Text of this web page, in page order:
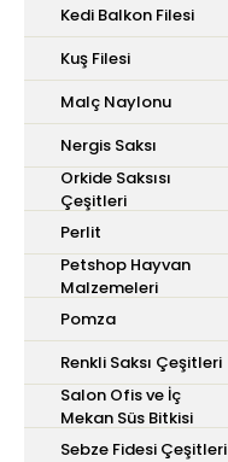
Kedi Balkon Filesi
Kuş Filesi
Malç Naylonu
Nergis Saksı
Orkide Saksısı
Çeşitleri
Perlit
Petshop Hayvan
Malzemeleri
Pomza
Renkli Saksı Çeşitleri
Salon Ofis ve İç
Mekan Süs Bitkisi
Sebze Fidesi Çeşitleri